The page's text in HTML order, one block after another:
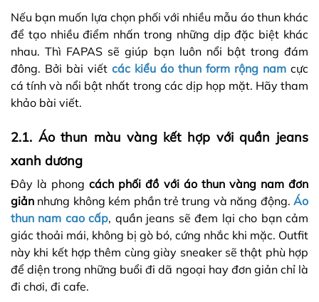
Nếu bạn muốn lựa chọn phối với nhiều mẫu áo thun khác
để tạo nhiều điểm nhấn trong những dịp đặc biệt khác
nhau. Thì FAPAS sẽ giúp bạn luôn nổi bật trong đám
đông. Bởi bài viết các kiểu áo thun form rộng nam cực
cá tính và nổi bật nhất trong các dịp họp mặt. Hãy tham
khảo bài viết.
2.1. Áo thun màu vàng kết hợp với quần jeans
xanh dương
Đây là phongcách phối đồ với áo thun vàng nam đơn
giản nhưng không kém phần trẻ trung và năng động. Áo
thun nam cao cấp, quần jeans sẽ đem lại cho bạn cảm
giác thoải mái, không bị gò bó, cứng nhắc khi mặc. Outfit
này khi kết hợp thêm cùng giày sneaker sẽ thật phù hợp
để diện trong những buổi đi dã ngoại hay đơn giản chỉ là
đi chơi, đi cafe.